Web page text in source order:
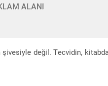
ALANI
değil. Tecvidin,